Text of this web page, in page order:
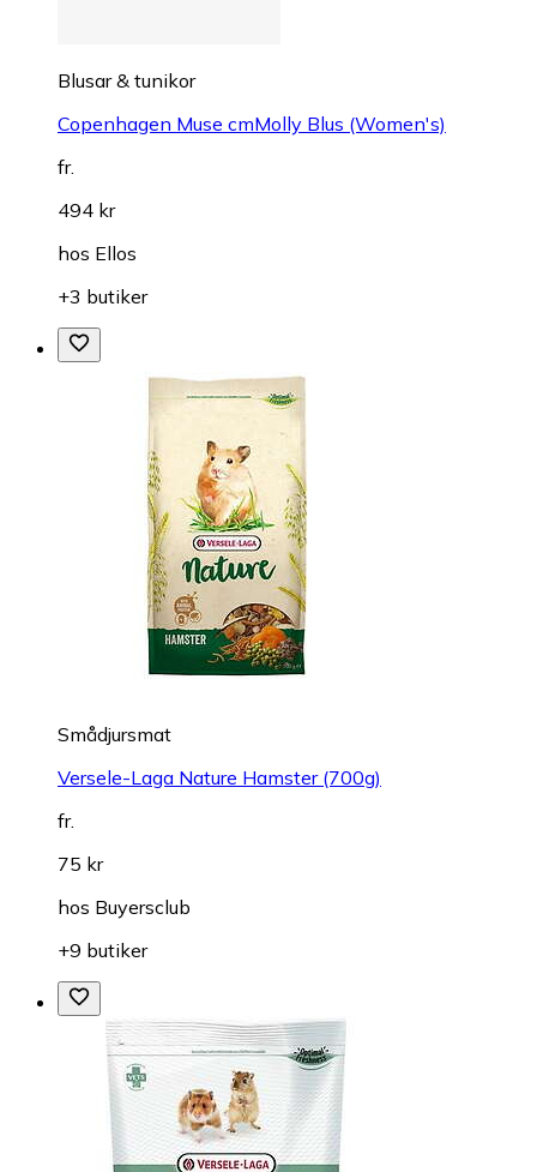
Blusar & tunikor
Copenhagen Muse cmMolly Blus (Women's)
fr.
494 kr
hos Ellos
+3 butiker
Smådjursmat
Versele-Laga Nature Hamster (700g)
fr.
75 kr
hos Buyersclub
+9 butiker